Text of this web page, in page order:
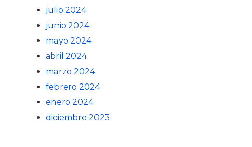
julio 2024
junio 2024
mayo 2024
abril 2024
marzo 2024
febrero 2024
enero 2024
diciembre 2023